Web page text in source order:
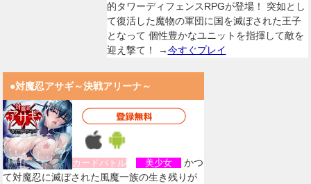
的タワーディフェンスRPGが登場！ 突如とし
て復活した魔物の軍団に国を滅ぼされた王子
となって 個性豊かなユニットを指揮して敵を
迎え撃て！ →今すぐプレイ
●対魔忍アサギ～決戦アリーナ～
カードバトル 美少女
かつ
て対魔忍に滅ぼされた風魔一族の生き残りが